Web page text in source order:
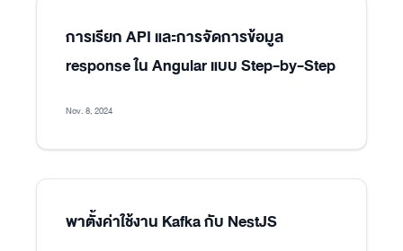
การเรียก API และการจัดการข้อมูล
response ใน Angular แบบ Step-by-Step
Nov. 8, 2024
พาตั้งค่าใช้งาน Kafka กับ NestJS